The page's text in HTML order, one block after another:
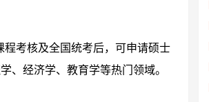
考核及全国统考后，可申请硕士
、经济学、教育学等热门领域。